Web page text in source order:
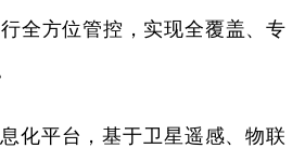
全方位管控，实现全覆盖、专
化平台，基于卫星遥感、物联